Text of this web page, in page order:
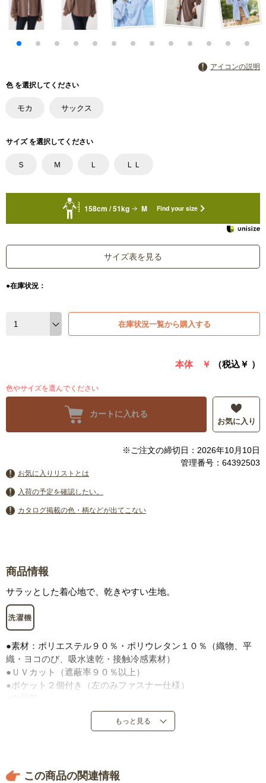
アイコンの説明
色 を選択してください
モカ サックス
サイズ を選択してください
Ｓ Ｍ Ｌ ＬＬ
158cm / 51kg M Find your size
サイズ表を見る
●在庫状況：
在庫状況一覧から購入する
本体 ￥ （税込￥ ）
色やサイズを選んでください
カートに入れる
お気に入り
※ご注文の締切日：2026年10月10日
管理番号：64392503
お気に入りリストとは
入荷の予定を確認したい。
カタログ掲載の色・柄などが出てこない
商品情報
サラッとした着心地で、乾きやすい生地。
●素材：ポリエステル９０％・ポリウレタン１０％（織物、平
織・ヨコのび、吸水速乾・接触冷感素材）
●ＵＶカット（遮蔽率９０％以上）
●ポケット２個付き（左のみファスナー仕様）
※着水する場合は中に水着のご着用をおすすめします。フード
もっと見る
この商品の関連情報